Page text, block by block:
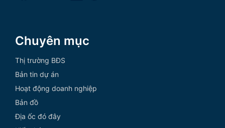
Chuyên mục
Thị trường BĐS
Bản tin dự án
Hoạt động doanh nghiệp
Bản đồ
Địa ốc đó đây